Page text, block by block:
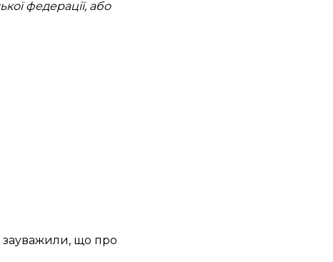
федерації, або
зауважили, що про